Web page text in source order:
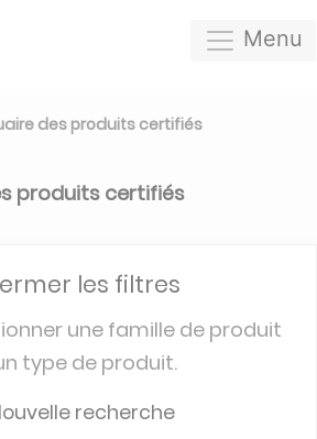
Menu
des produits certifiés
produits certifiés
les filtres
une famille de produit
type de produit.
recherche